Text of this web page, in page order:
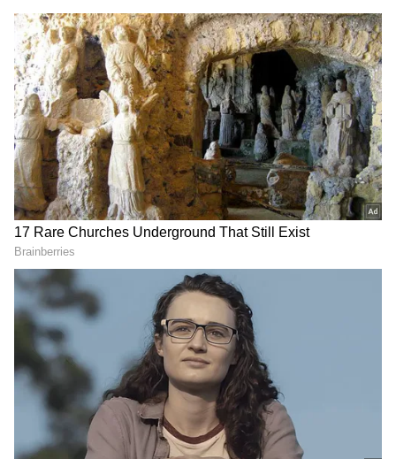
இந்த வழக்கில் சவுக்கு சங்கர் பேட்டியை
வெளியிட்ட ரெட்பிக்ஸ் யூடியூப் சேனல்
நிறுவனர் ஃபெலிக்ஸும் டெல்லியில் கைது
செய்யப்பட்டார். அடுத்தடுத்த அதிரடி கைது
நடவடிக்கைகள் மூலம் தமிழக போலீசார்
அரசியல் நிர்பந்தமா?
நிலையங்கள்.! மத்திய
அரசு சர்ப்ரைஸ்
அறிவிப்பு.! உங்க ஊரு
இருக்கா?
LATEST VIDEOS
பயந்து ஓடும் அரசு ! –
சென்னையில் கனிமொழி விட்ட
பகிரங்க சவால் !
TNPL: சேலம் ஸ்பார்டன்ஸை
வீழ்த்திய திருச்சி கிராண்ட்
சோழாஸ் !